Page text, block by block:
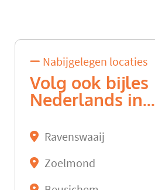
Nabijgelegen locaties
Volg ook bijles
Nederlands in...
Ravenswaaij
Zoelmond